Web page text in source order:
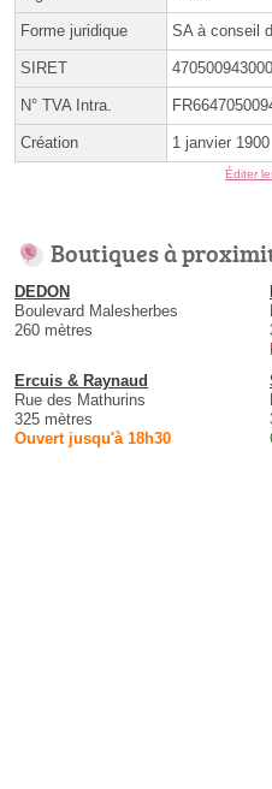
Forme juridique SA à conseil
SIRET
N° TVA Intra.
Création 1 janvier 1900
Éditer
Boutiques à
DEDON
Boulevard Malesherbes
260 mètres
Ercuis & Raynaud
Rue des Mathurins
325 mètres
Ouvert jusqu'à 18h30